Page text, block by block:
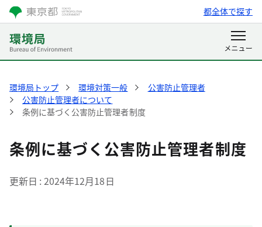
都全体で探す
環境局トップ 環境対策一般
公害防止管理者
公害防止管理者について
条例に基づく公害防止管理者制度
条例に基づく公害防止管理者制度
更新日 2024年12月18日